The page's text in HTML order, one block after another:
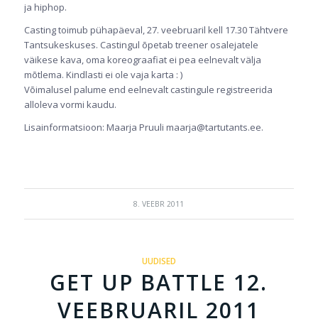
ja hiphop.
Casting toimub pühapäeval, 27. veebruaril kell 17.30 Tähtvere
Tantsukeskuses. Castingul õpetab treener osalejatele
väikese kava, oma koreograafiat ei pea eelnevalt välja
mõtlema. Kindlasti ei ole vaja karta : )
Võimalusel palume end eelnevalt castingule registreerida
alloleva vormi kaudu.
Lisainformatsioon: Maarja Pruuli maarja@tartutants.ee.
8. VEEBR 2011
UUDISED
GET UP BATTLE 12.
VEEBRUARIL 2011